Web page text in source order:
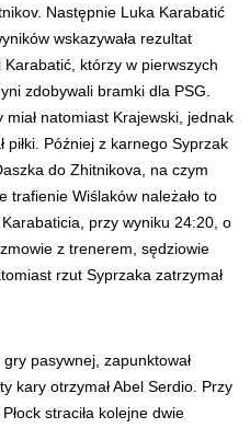
Następnie Luka Karabatić
wskazywała rezultat
którzy w pierwszych
zdobywali bramki dla PSG.
natomiast Krajewski, jednak
piłki. Później z karnego Syprzak
do Zhitnikova, na czym
trafienie Wiślaków należało to
przy wyniku 24:20, o
z trenerem, sędziowie
rzut Syprzaka zatrzymał
pasywnej, zapunktował
kary otrzymał Abel Serdio. Przy
straciła kolejne dwie